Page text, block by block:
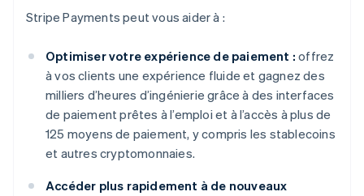
Stripe Payments peut vous aider à :
Optimiser votre expérience de paiement : offrez
à vos clients une expérience fluide et gagnez des
milliers d’heures d’ingénierie grâce à des interfaces
de paiement prêtes à l’emploi et à l’accès à plus de
125 moyens de paiement, y compris les stablecoins
et autres cryptomonnaies.
Accéder plus rapidement à de nouveaux